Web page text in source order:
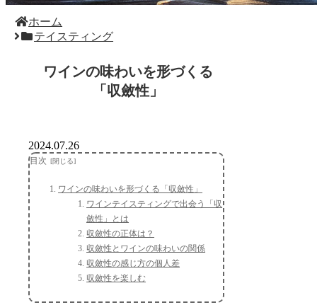
ホーム
テイスティング
ワインの味わいを形づくる
「収斂性」
2024.07.26
目次
ワインの味わいを形づくる「収斂性」
ワインテイスティングで出会う「収
斂性」とは
収斂性の正体は？
収斂性とワインの味わいの関係
収斂性の感じ方の個人差
収斂性を楽しむ